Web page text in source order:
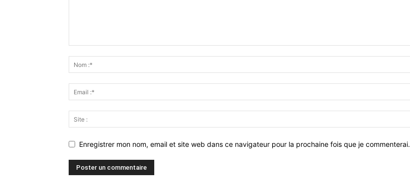
Enregistrer mon nom, email et site web dans ce navigateur pour la prochaine fois que je commenterai.